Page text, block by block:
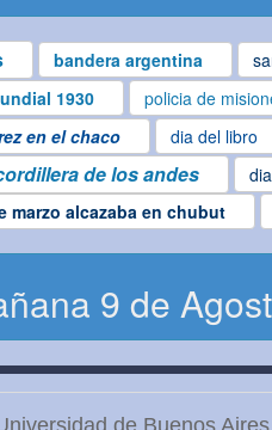
bandera argentina
1930 policia de
en el chaco dia del libro
de los andes
marzo alcazaba en chubut
9 de